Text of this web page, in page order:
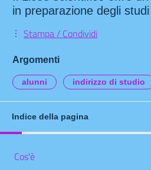
in preparazione degli
Stampa / Condividi
Argomenti
alunni indirizzo di studio
Indice della pagina
Cos'è